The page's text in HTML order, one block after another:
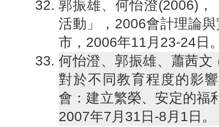
郭振雄、何怡澄(2006)
活動」，2006會計理論
市，2006年11月23-24日
何怡澄、郭振雄、蕭茜
對於不同教育程度的影
會：建立繁榮、安定的福
2007年7月31日-8月1日。